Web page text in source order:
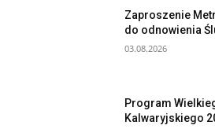
Zaproszenie
do odnowienia
03.08.2026
Program
Kalwaryjskiego